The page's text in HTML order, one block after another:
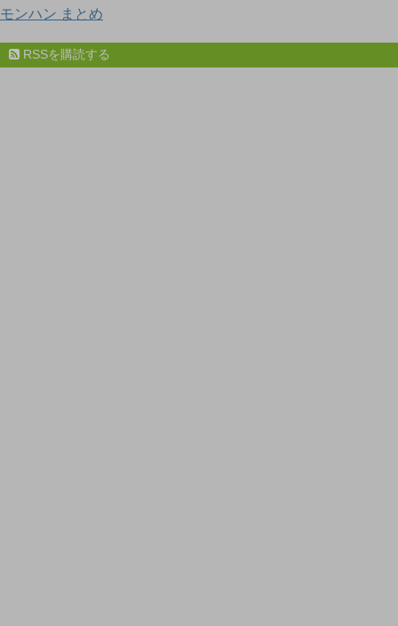
モンハン まとめ
RSSを購読する